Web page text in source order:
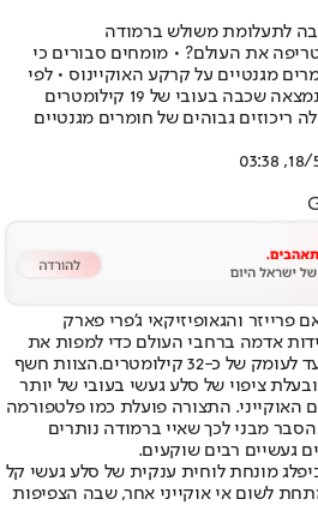
לתעלומת משולש ברמודה
את העולם? • מומחים סבורים כי
מגנטיים על קרקע האוקיינוס • לפי
המדענים שחקרו את הקרקע, נמצאה שכבה בעובי של 19 קילומטרים
ריכוזים גבוהים של חומרים מגנטיים
18/5/
פרייזר והגאופיזיקאי ג'פרי פארק
אדמה ברחבי העולם כדי למפות את
כ-32 קילומטרים.
הצוות חשף
ציפוי של סלע געשי בעובי של יותר
האוקייני. התצורה פועלת כמו פלטפורמה
מבני לכך שאיי ברמודה נותרים
געשיים רבים שוקעים.
מונחת לוחית ענקית של סלע געשי קל
לשום אי אוקייני אחר, שבה הצפיפות